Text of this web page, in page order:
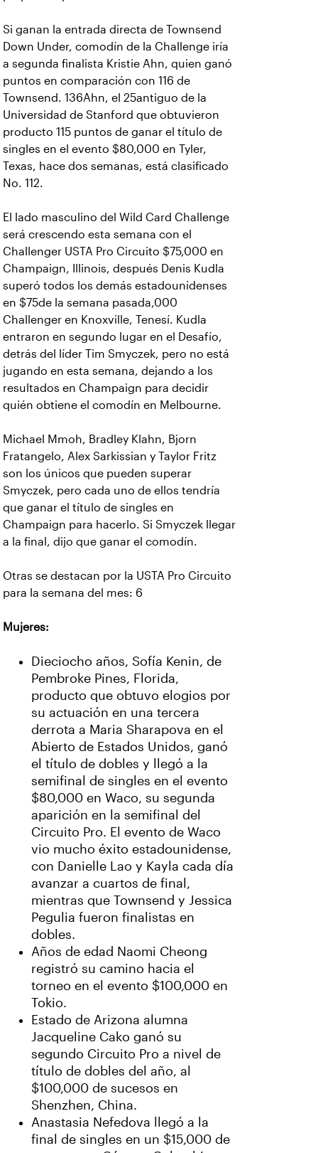
Si ganan la entrada directa de Townsend
Down Under, comodín de la Challenge iría
a segunda finalista Kristie Ahn, quien ganó
puntos en comparación con 116 de
Townsend. 136Ahn, el 25antiguo de la
Universidad de Stanford que obtuvieron
producto 115 puntos de ganar el título de
singles en el evento $80,000 en Tyler,
Texas, hace dos semanas, está clasificado
No. 112.
El lado masculino del Wild Card Challenge
será crescendo esta semana con el
Challenger USTA Pro Circuito $75,000 en
Champaign, Illinois, después Denis Kudla
superó todos los demás estadounidenses
en $75de la semana pasada,000
Challenger en Knoxville, Tenesí. Kudla
entraron en segundo lugar en el Desafío,
detrás del líder Tim Smyczek, pero no está
jugando en esta semana, dejando a los
resultados en Champaign para decidir
quién obtiene el comodín en Melbourne.
Michael Mmoh, Bradley Klahn, Bjorn
Fratangelo, Alex Sarkissian y Taylor Fritz
son los únicos que pueden superar
Smyczek, pero cada uno de ellos tendría
que ganar el título de singles en
Champaign para hacerlo. Si Smyczek llegar
a la final, dijo que ganar el comodín.
Otras se destacan por la USTA Pro Circuito
para la semana del mes: 6
Mujeres:
Dieciocho años, Sofía Kenin, de
Pembroke Pines, Florida,
producto que obtuvo elogios por
su actuación en una tercera
derrota a Maria Sharapova en el
Abierto de Estados Unidos, ganó
el título de dobles y llegó a la
semifinal de singles en el evento
$80,000 en Waco, su segunda
aparición en la semifinal del
Circuito Pro. El evento de Waco
vio mucho éxito estadounidense,
con Danielle Lao y Kayla cada día
avanzar a cuartos de final,
mientras que Townsend y Jessica
Pegulia fueron finalistas en
dobles.
Años de edad Naomi Cheong
registró su camino hacia el
torneo en el evento $100,000 en
Tokio.
Estado de Arizona alumna
Jacqueline Cako ganó su
segundo Circuito Pro a nivel de
título de dobles del año, al
$100,000 de sucesos en
Shenzhen, China.
Anastasia Nefedova llegó a la
final de singles en un $15,000 de